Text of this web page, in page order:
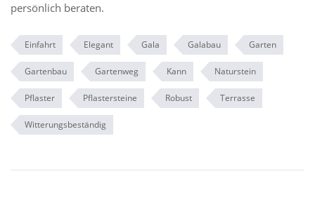
persönlich beraten.
Einfahrt Elegant Gala Galabau Garten
Gartenbau Gartenweg Kann Naturstein
Pflaster Pflastersteine Robust Terrasse
Witterungsbeständig